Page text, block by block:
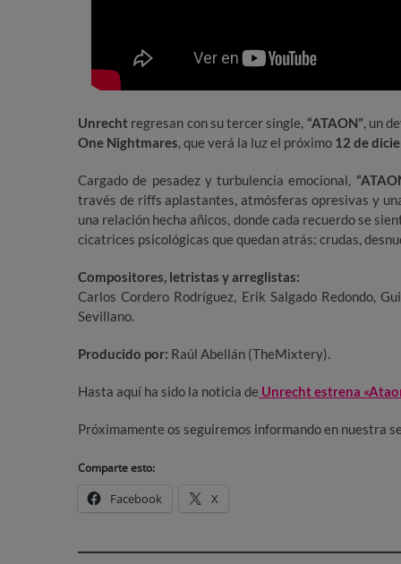
Unrecht regresan con su tercer single, “ATAON”, un
One Nightmares, que verá la luz el próximo 12 de
Cargado de pesadez y turbulencia emocional,
través de riffs aplastantes, atmósferas opresivas y
una relación hecha añicos, donde cada recuerdo se
cicatrices psicológicas que quedan atrás: crudas,
Compositores, letristas y arreglistas:
Carlos Cordero Rodríguez, Erik Salgado Redondo,
Sevillano.
Producido por: Raúl Abellán (TheMixtery).
Hasta aquí ha sido la noticia de Unrecht estrena
Próximamente os seguiremos informando en nuestra
Comparte esto:
Facebook X